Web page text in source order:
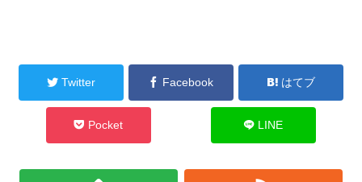
Twitter Facebook はてブ
Pocket LINE